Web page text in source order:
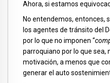
Ahora, si estamos
No entendemos, entonces,
los agentes de tránsito del
por lo que no imponen “
parroquiano por lo que sea,
motivación, a menos que
generar el auto